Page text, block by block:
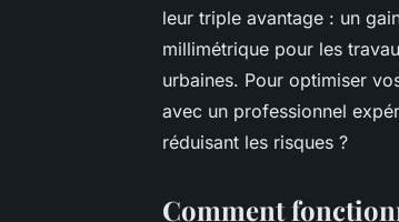
leur triple avantage : un
millimétrique pour les
urbaines. Pour optimiser
avec un professionnel
réduisant les risques ?
Comment